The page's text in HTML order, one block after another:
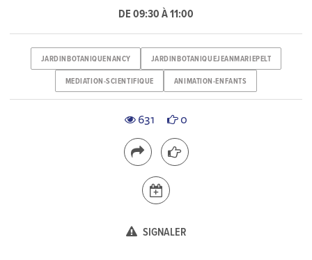
DE 09:30 À 11:00
JARDINBOTANIQUENANCY JARDINBOTANIQUEJEANMARIEPELT
MEDIATION-SCIENTIFIQUE ANIMATION-ENFANTS
631 0
SIGNALER